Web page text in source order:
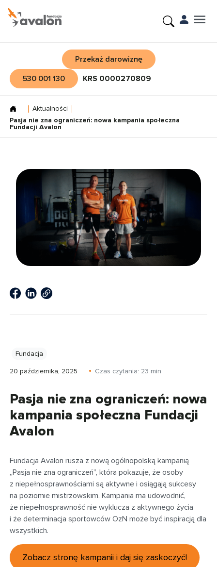
Przekaż darowiznę
530 001 130
KRS 0000270809
Aktualności
Pasja nie zna ograniczeń: nowa kampania społeczna
Fundacji Avalon
Fundacja
20 października, 2025 Czas czytania: 23 min
Pasja nie zna ograniczeń: nowa
kampania społeczna Fundacji
Avalon
Fundacja Avalon rusza z nową ogólnopolską kampanią
„Pasja nie zna ograniczeń”, która pokazuje, że osoby
z niepełnosprawnościami są aktywne i osiągają sukcesy
na poziomie mistrzowskim. Kampania ma udowodnić,
że niepełnosprawność nie wyklucza z aktywnego życia
i że determinacja sportowców OzN może być inspiracją dla
wszystkich.
Zobacz stronę kampanii i daj się zaskoczyć!